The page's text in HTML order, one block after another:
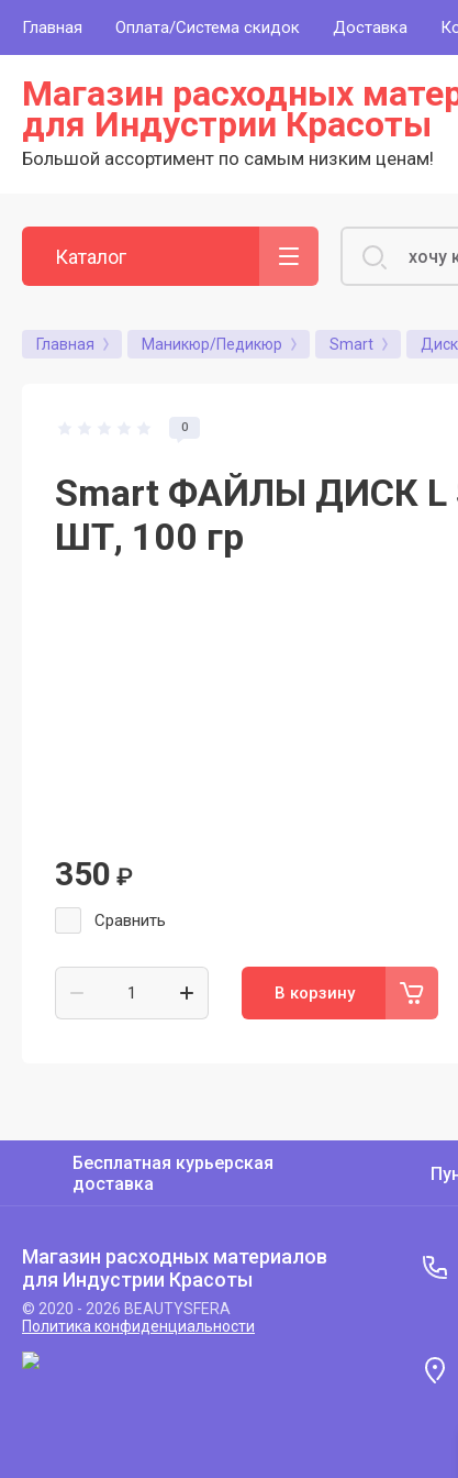
Главная Оплата/Система скидок Доставка
Магазин расходных
для Индустрии Красоты
Большой ассортимент по самым низким ценам!
Каталог
Главная Маникюр/Педикюр Smart
0
Smart ФАЙЛЫ ДИСК L
ШТ, 100 гр
350 ₽
Сравнить
В корзину
Бесплатная курьерская
доставка
Магазин расходных материалов
для Индустрии Красоты
© 2020 - 2026 BEAUTYSFERA
Политика конфиденциальности